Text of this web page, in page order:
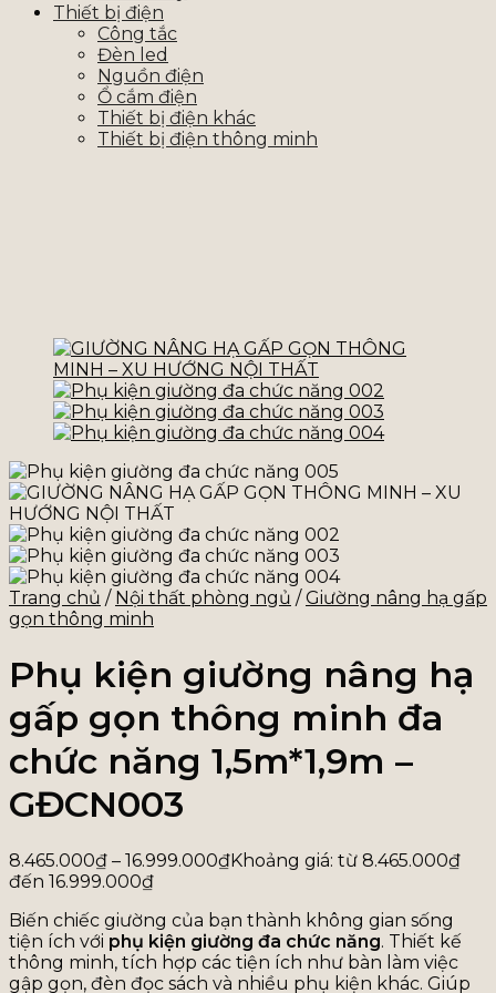
Thiết bị điện
Công tắc
Đèn led
Nguồn điện
Ổ cắm điện
Thiết bị điện khác
Thiết bị điện thông minh
Trang chủ / Nội thất phòng ngủ / Giường nâng hạ gấp
gọn thông minh
Phụ kiện giường nâng hạ
gấp gọn thông minh đa
chức năng 1,5m*1,9m –
GĐCN003
8.465.000₫ – 16.999.000₫Khoảng giá: từ 8.465.000₫
đến 16.999.000₫
Biến chiếc giường của bạn thành không gian sống
tiện ích với phụ kiện giường đa chức năng. Thiết kế
thông minh, tích hợp các tiện ích như bàn làm việc
gập gọn, đèn đọc sách và nhiều phụ kiện khác. Giúp